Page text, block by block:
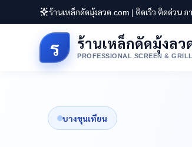
ร้านเหล็กดัดมุ้งลวด.com | ติดเร็ว ติดด่วน
ร ร้านเหล็กดัดมุ้งลว
PROFESSIONAL SCREEN &
บางขุนเทียน